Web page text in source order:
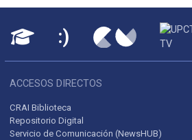
ACCESOS DIRECTOS
CRAI Biblioteca
Repositorio Digital
Servicio de Comunicación (NewsHUB)